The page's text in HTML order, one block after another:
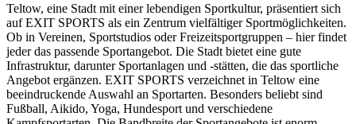
Teltow, eine Stadt mit einer lebendigen Sportkultur, präsentiert sich
auf EXIT SPORTS als ein Zentrum vielfältiger Sportmöglichkeiten.
Ob in Vereinen, Sportstudios oder Freizeitsportgruppen – hier findet
jeder das passende Sportangebot. Die Stadt bietet eine gute
Infrastruktur, darunter Sportanlagen und -stätten, die das sportliche
Angebot ergänzen. EXIT SPORTS verzeichnet in Teltow eine
beeindruckende Auswahl an Sportarten. Besonders beliebt sind
Fußball, Aikido, Yoga, Hundesport und verschiedene